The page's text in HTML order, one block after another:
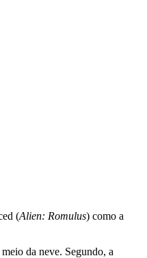
(Alien: Romulus) como a
da neve. Segundo, a